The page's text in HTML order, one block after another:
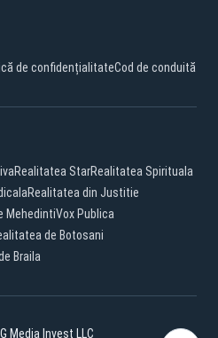
de confidențialitateCod de conduită
Realitatea StarRealitatea Spirituala
Realitatea din Justitie
MehedintiVox Publica
de Botosani
Braila
Media Invest LLC